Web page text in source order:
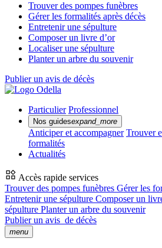
Trouver des pompes funèbres
Gérer les formalités après décès
Entretenir une sépulture
Composer un livre d’or
Localiser une sépulture
Planter un arbre du souvenir
Publier un avis de décès
Particulier Professionnel
Nos guidesexpand_more
Anticiper et accompagner Trouver
formalités
Actualités
Accès rapide services
Trouver des pompes funèbres Gérer les
Entretenir une sépulture Composer un
sépulture Planter un arbre du souvenir
Publier un avis de décès
menu